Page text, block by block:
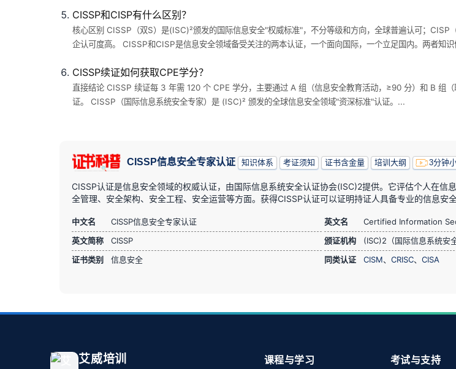
CISSP和CISP有什么区别？
核心区别 CISSP（双S）是(ISC)²颁发的国际信息安全"权威标准"，不分等级和方向，全球普遍认可；
企认可度高。 CISSP和CISP是信息安全领域备受关注的两本认证，一个面向国际，一个立足国内。两者知
CISSP续证如何获取CPE学分？
直接结论 CISSP 续证每 3 年需 120 个 CPE 学分，主要通过 A 组（信息安全教育活动，≥90 分）和 B 组
证。 CISSP（国际信息系统安全专家）是 (ISC)² 颁发的全球信息安全领域"资深标准"认证。...
CISSP信息安全专家认证 知识体系 考证须知 证书含金量 培训大纲 3分钟
CISSP认证是信息安全领域的权威认证，由国际信息系统安全认证协会(ISC)2提供。它评估个人在信
全管理、安全架构、安全工程、安全运营等方面。获得CISSP认证可以证明持证人具备专业的信息安全
中文名 CISSP信息安全专家认证 英文名
Certified Information
英文简称
CISSP 颁证机构
(ISC)2（国际信息系统安
证书类别
信息安全 同类认证 CISM、CRISC、CISA
艾威培训 课程与学习 考试与支持